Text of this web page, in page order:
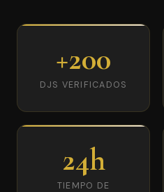
+200
DJS VERIFICADOS
24h
TIEMPO DE